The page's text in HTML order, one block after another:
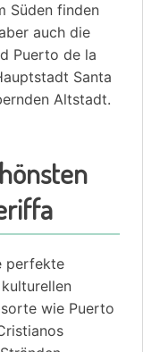
Süden finden
auch die
Puerto de la
Santa
Altstadt.
perfekte
wie Puerto